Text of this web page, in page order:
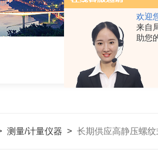
欢迎
来自
助您
测量/计量仪器 > 长期供应高静压螺